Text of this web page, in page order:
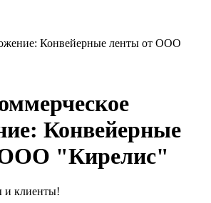
Конвейерные ленты от ООО
Конвейерные
"Кирелис"
и клиенты!